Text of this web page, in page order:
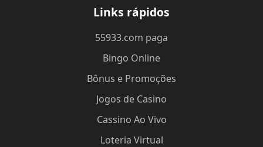
Links rápidos
55933.com paga
Bingo Online
Bônus e Promoções
Jogos de Casino
Cassino Ao Vivo
Loteria Virtual